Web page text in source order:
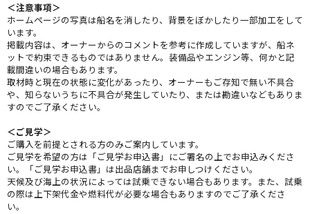
＜注意事項＞
ホームページの写真は船名を消したり、背景をぼかしたり一部加工をして
います。
掲載内容は、オーナーからのコメントを参考に作成していますが、船ネ
ットで約束できるものではありません。装備品やエンジン等、何かと記
載間違いの場合もあります。
取材時と現在の状態に変化があったり、オーナーもご存知で無い不具合
や、知らないうちに不具合が発生していたり、または勘違いなどもありま
すのでご了承ください。
＜ご見学＞
ご購入を前提とされる方のみご案内しています。
ご見学を希望の方は「ご見学お申込書」にご署名の上でお申込みくださ
い。「ご見学お申込書」は出品店舗までお申しつけください。
天候及び海上の状況によっては試乗できない場合もあります。また、試乗
の際は上下架代金や燃料代が必要な場合もありますのでご了承くださ
い。